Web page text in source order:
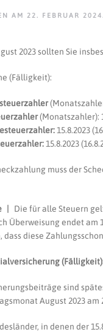
AM 22. FEBRUAR 2024
2023 sollten Sie
(Fälligkeit):
(Monatszahler):
15.8.2023
15.8.2023
muss der
| Die für alle Steuern
Überweisung endet am
dass diese
sind
August 2023 am
in denen der